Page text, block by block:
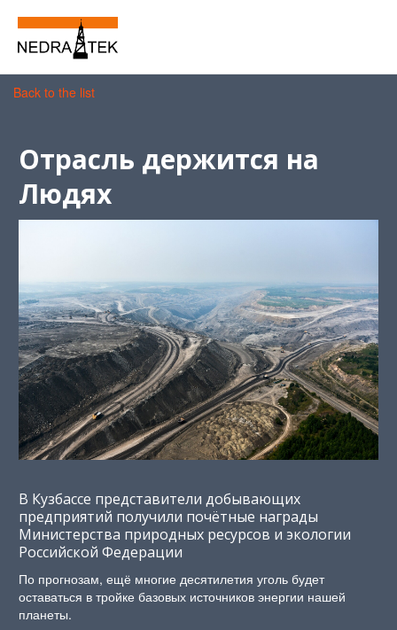
Back to the list
Отрасль держится на
Людях
В Кузбассе представители добывающих
предприятий получили почётные награды
Министерства природных ресурсов и экологии
Российской Федерации
По прогнозам, ещё многие десятилетия уголь будет
оставаться в тройке базовых источников энергии нашей
планеты.